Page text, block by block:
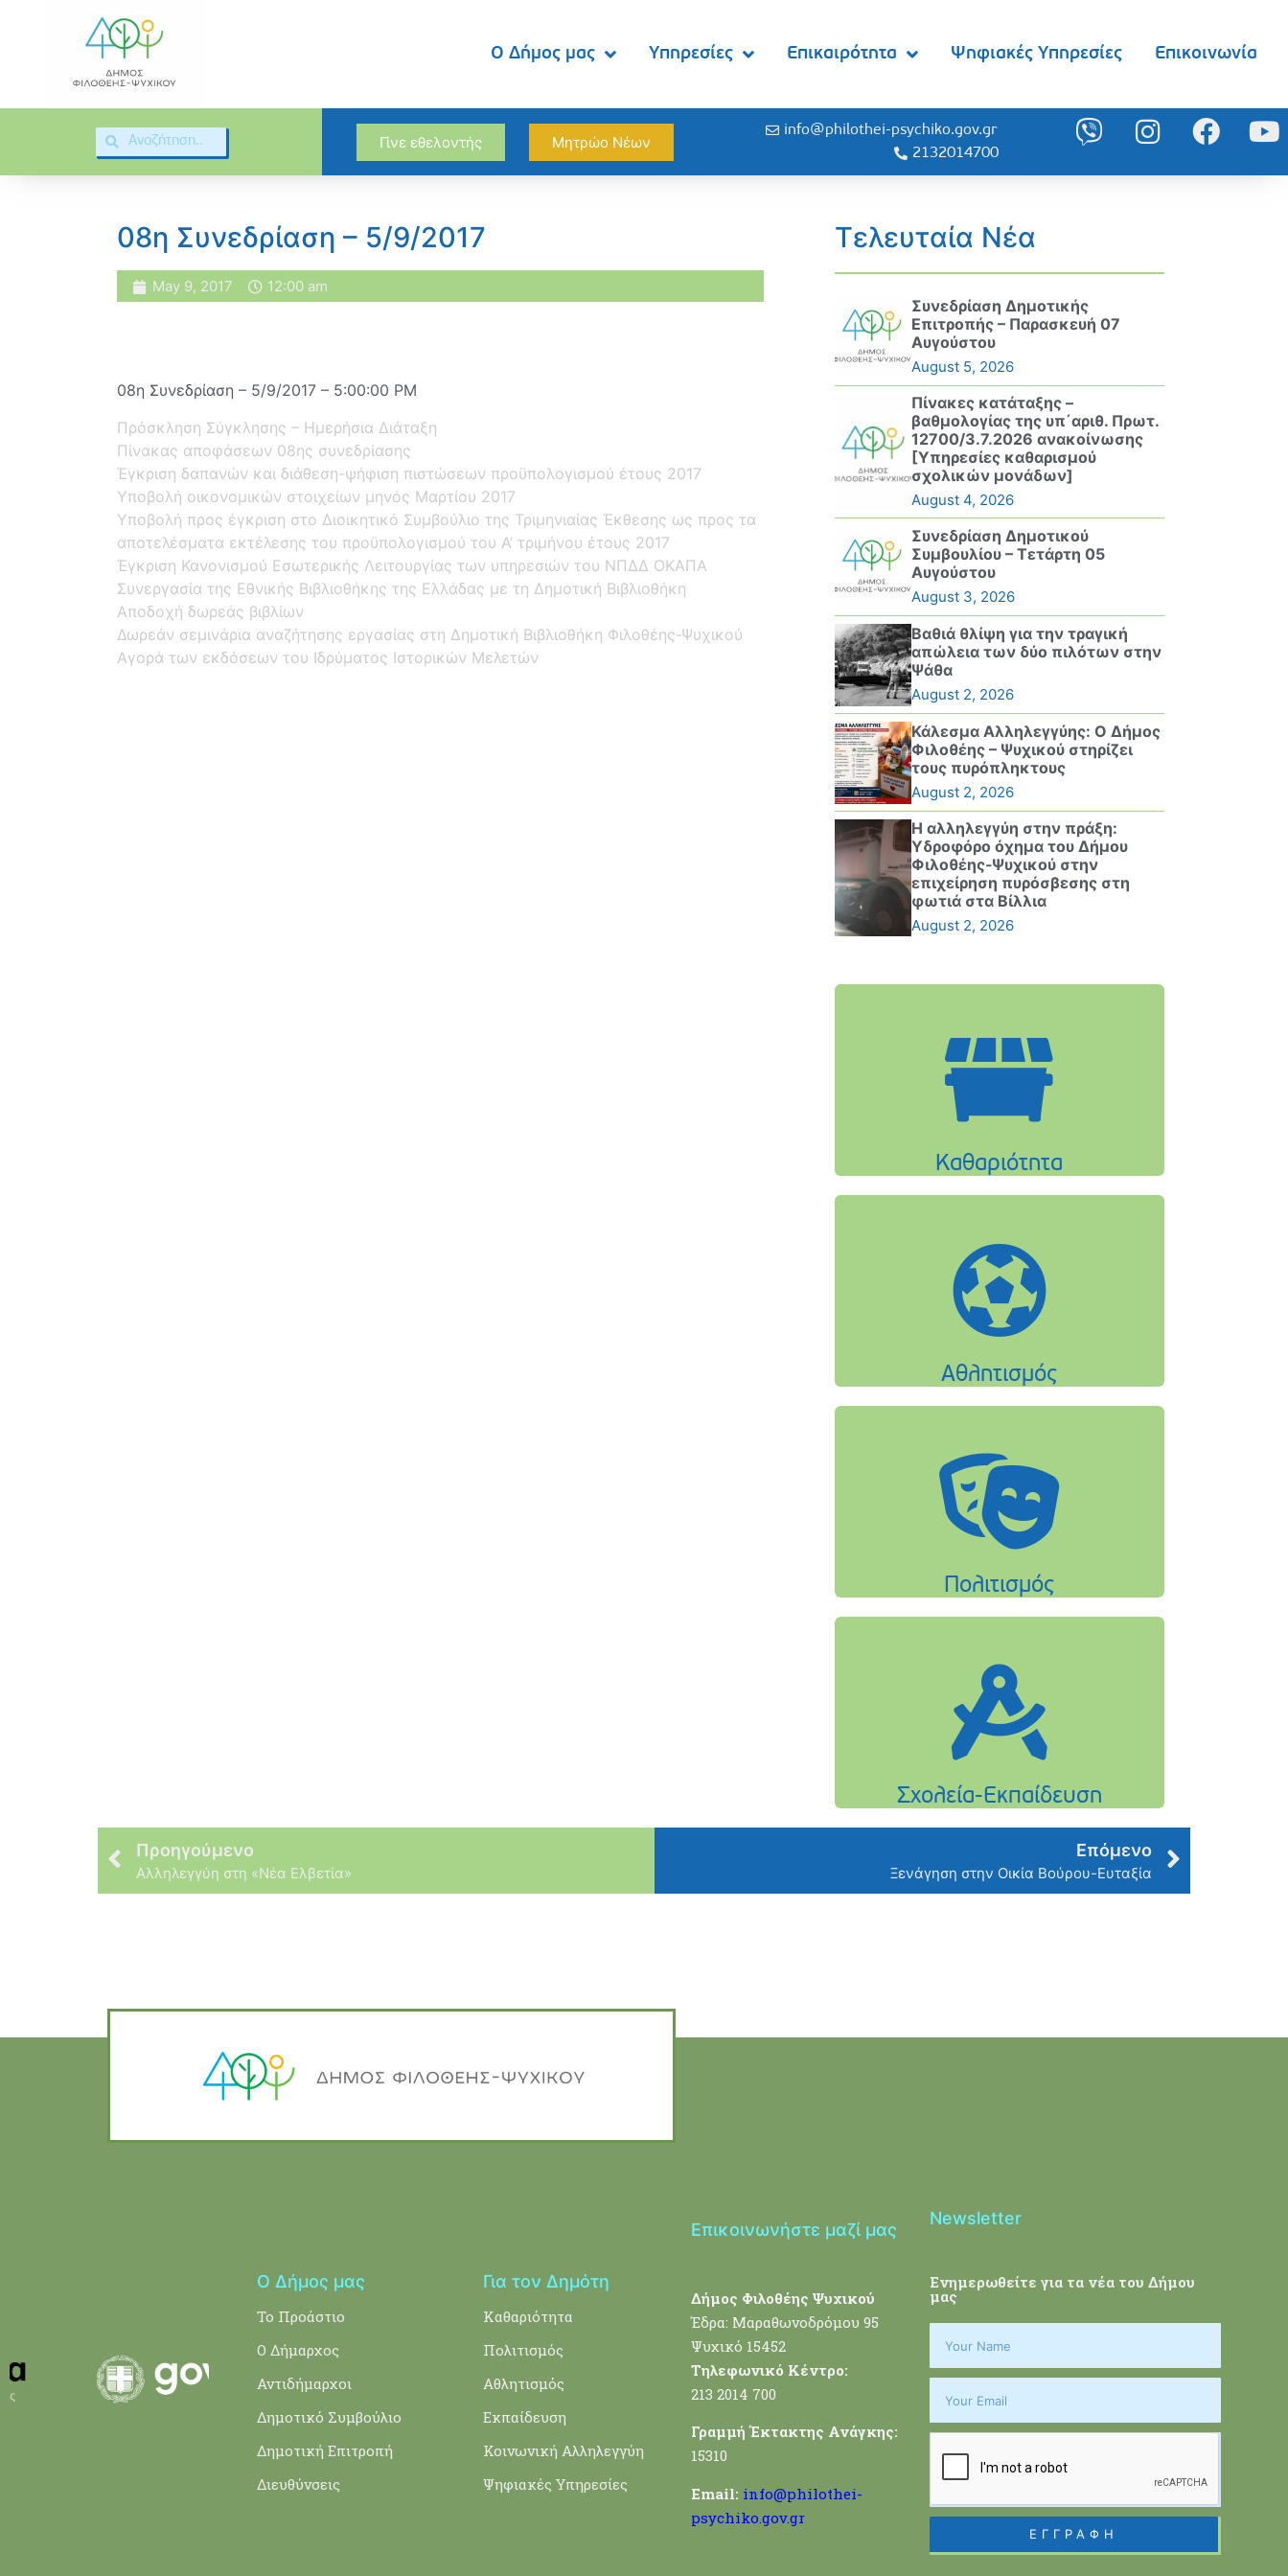
Ο Δήμος μας Υπηρεσίες Επικαιρότητα Ψηφιακές Υπηρεσίες Επικοινωνία
Γίνε εθελοντής Μητρώο Νέων
info@philothei-psychiko.gov.gr
2132014700
08η Συνεδρίαση – 5/9/2017
May 9, 2017 12:00 am
08η Συνεδρίαση – 5/9/2017 – 5:00:00 PM
Πρόσκληση Σύγκλησης – Ημερήσια Διάταξη
Πίνακας αποφάσεων 08ης συνεδρίασης
Έγκριση δαπανών και διάθεση-ψήφιση πιστώσεων προϋπολογισμού έτους 2017
Υποβολή οικονομικών στοιχείων μηνός Μαρτίου 2017
Υποβολή προς έγκριση στο Διοικητικό Συμβούλιο της Τριμηνιαίας Έκθεσης ως προς τα
αποτελέσματα εκτέλεσης του προϋπολογισμού του Α’ τριμήνου έτους 2017
Έγκριση Κανονισμού Εσωτερικής Λειτουργίας των υπηρεσιών του ΝΠΔΔ ΟΚΑΠΑ
Συνεργασία της Εθνικής Βιβλιοθήκης της Ελλάδας με τη Δημοτική Βιβλιοθήκη
Αποδοχή δωρεάς βιβλίων
Δωρεάν σεμινάρια αναζήτησης εργασίας στη Δημοτική Βιβλιοθήκη Φιλοθέης-Ψυχικού
Αγορά των εκδόσεων του Ιδρύματος Ιστορικών Μελετών
Τελευταία Νέα
Συνεδρίαση Δημοτικής
Επιτροπής – Παρασκευή 07
Αυγούστου
August 5, 2026
Πίνακες κατάταξης –
βαθμολογίας της υπ΄αριθ. Πρωτ.
12700/3.7.2026 ανακοίνωσης
[Υπηρεσίες καθαρισμού
σχολικών μονάδων]
August 4, 2026
Συνεδρίαση Δημοτικού
Συμβουλίου – Τετάρτη 05
Αυγούστου
August 3, 2026
Βαθιά θλίψη για την τραγική
απώλεια των δύο πιλότων στην
Ψάθα
August 2, 2026
Κάλεσμα Αλληλεγγύης: Ο Δήμος
Φιλοθέης – Ψυχικού στηρίζει
τους πυρόπληκτους
August 2, 2026
Η αλληλεγγύη στην πράξη:
Υδροφόρο όχημα του Δήμου
Φιλοθέης-Ψυχικού στην
επιχείρηση πυρόσβεσης στη
φωτιά στα Βίλλια
August 2, 2026
Προηγούμενο
Αλληλεγγύη στη «Νέα Ελβετία»
Επόμενο
Ξενάγηση στην Οικία Βούρου-Ευταξία
Ο Δήμος μας
Το Προάστιο
Ο Δήμαρχος
Αντιδήμαρχοι
Δημοτικό Συμβούλιο
Δημοτική Επιτροπή
Διευθύνσεις
Για τον Δημότη
Καθαριότητα
Πολιτισμός
Αθλητισμός
Εκπαίδευση
Κοινωνική Αλληλεγγύη
Ψηφιακές Υπηρεσίες
Επικοινωνήστε μαζί μας
Δήμος Φιλοθέης Ψυχικού
Έδρα: Μαραθωνοδρόμου 95
Ψυχικό 15452
Τηλεφωνικό Κέντρο:
213 2014 700
Γραμμή Έκτακτης Ανάγκης:
15310
Email: info@philothei-
psychiko.gov.gr
Newsletter
Ενημερωθείτε για τα νέα του Δήμου
μας
ΕΓΓΡΑΦΗ